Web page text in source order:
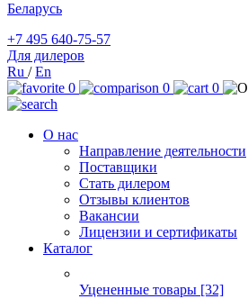
Беларусь
+7 495 640-75-57
Для дилеров
Ru /En
0
0 0
О нас
Направление деятельности
Поставщики
Стать дилером
Отзывы клиентов
Вакансии
Лицензии и сертификаты
Каталог
Уцененные товары [32]